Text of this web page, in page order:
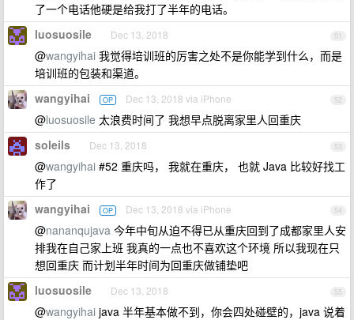
了一个电话他硬是给我打了半年的电话。
51
luosuosile Dec 13, 2018
@wangyihai 我觉得培训班的厉害之处不是你能学到什么，而是
培训班的包装和渠道。
52
wangyihai OP Dec 13, 2018 via iPhone
@luosuosile 太浪费时间了 我想早点脱离家里人回重庆
53
soleils Dec 13, 2018
@wangyihai #52 重庆吗， 我就在重庆， 也就 Java 比较好找工
作了
54
wangyihai OP Dec 13, 2018 via iPhone
@nananqujava 今年中旬从迫不得已从重庆回到了成都家里人安
排我在自己家上班 我真的一点也不喜欢这个环境 所以我现在只
想回重庆 而计划半年时间为回重庆做铺垫吧
55
luosuosile Dec 13, 2018
@wangyihai java 半年基本做不到，你会四处碰壁的，java 说着